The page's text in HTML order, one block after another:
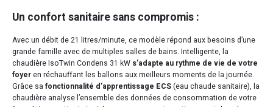
Un confort sanitaire sans compromis :
Avec un débit de 21 litres/minute, ce modèle répond aux besoins d’une
grande famille avec de multiples salles de bains. Intelligente, la
chaudière IsoTwin Condens 31 kW s’adapte au rythme de vie de votre
foyeren réchauffant les ballons aux meilleurs moments de la journée.
Grâce sa fonctionnalité d’apprentissage ECS(eau chaude sanitaire), la
chaudière analyse l’ensemble des données de consommation de votre